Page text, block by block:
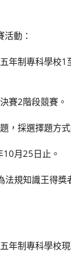
動：
年制專科學校
賽2階段競賽。
，採選擇題方
月25日止。
規知識王得
年制專科學校